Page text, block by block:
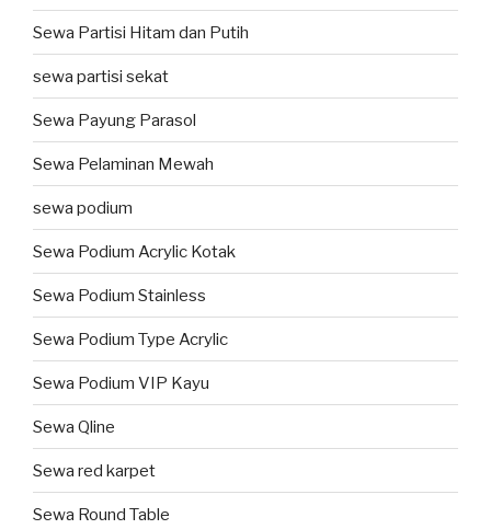
Sewa Partisi Hitam dan Putih
sewa partisi sekat
Sewa Payung Parasol
Sewa Pelaminan Mewah
sewa podium
Sewa Podium Acrylic Kotak
Sewa Podium Stainless
Sewa Podium Type Acrylic
Sewa Podium VIP Kayu
Sewa Qline
Sewa red karpet
Sewa Round Table